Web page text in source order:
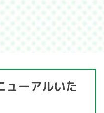
ューアルいた